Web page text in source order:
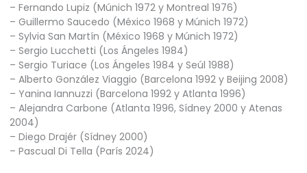
– Fernando Lupiz (Múnich 1972 y Montreal 1976)
– Guillermo Saucedo (México 1968 y Múnich 1972)
– Sylvia San Martín (México 1968 y Múnich 1972)
– Sergio Lucchetti (Los Ángeles 1984)
– Sergio Turiace (Los Ángeles 1984 y Seúl 1988)
– Alberto González Viaggio (Barcelona 1992 y Beijing 2008)
– Yanina Iannuzzi (Barcelona 1992 y Atlanta 1996)
– Alejandra Carbone (Atlanta 1996, Sídney 2000 y Atenas
2004)
– Diego Drajér (Sídney 2000)
– Pascual Di Tella (París 2024)